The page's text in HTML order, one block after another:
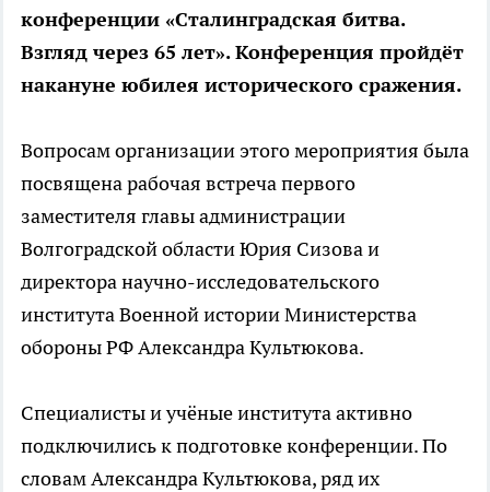
конференции «Сталинградская битва.
Взгляд через 65 лет». Конференция пройдёт
накануне юбилея исторического сражения.
Вопросам организации этого мероприятия была
посвящена рабочая встреча первого
заместителя главы администрации
Волгоградской области Юрия Сизова и
директора научно-исследовательского
института Военной истории Министерства
обороны РФ Александра Культюкова.
Специалисты и учёные института активно
подключились к подготовке конференции. По
словам Александра Культюкова, ряд их